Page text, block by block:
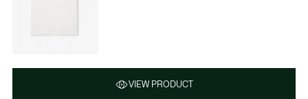
VIEW PRODUCT